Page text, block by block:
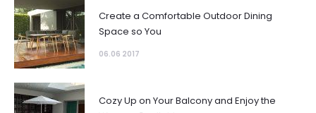
Create a Comfortable Outdoor Dining
Space so You
06.06 2017
Cozy Up on Your Balcony and Enjoy the